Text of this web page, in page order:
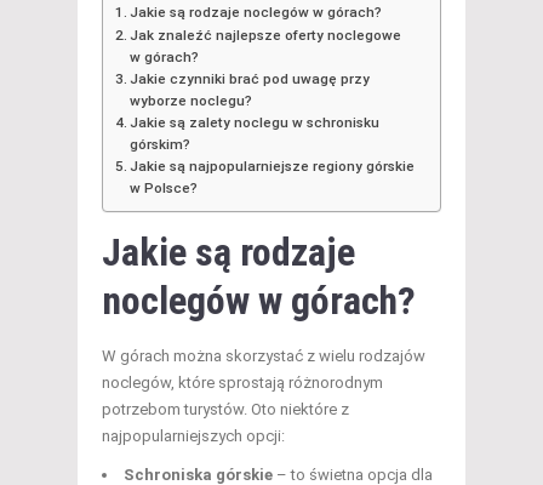
Jakie są rodzaje noclegów w górach?
Jak znaleźć najlepsze oferty noclegowe
w górach?
Jakie czynniki brać pod uwagę przy
wyborze noclegu?
Jakie są zalety noclegu w schronisku
górskim?
Jakie są najpopularniejsze regiony górskie
w Polsce?
Jakie są rodzaje
noclegów w górach?
W górach można skorzystać z wielu rodzajów
noclegów, które sprostają różnorodnym
potrzebom turystów. Oto niektóre z
najpopularniejszych opcji:
Schroniska górskie – to świetna opcja dla